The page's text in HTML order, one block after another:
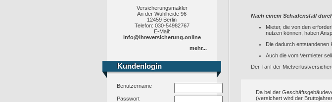
Versicherungsmakler
An der Wuhlheide 96
12459 Berlin
Telefon: 030-54982767
E-Mail:
info@ihreversicherung.online
mehr...
Kundenlogin
Kundenlogin
Benutzername
Passwort
Nach einem Schadensfall
Mieter, die von den
nutzen können, haben
Die dadurch entstandenen
Auch die vom Vermieter
Der Tarif der
Da bei der
(versichert wird der